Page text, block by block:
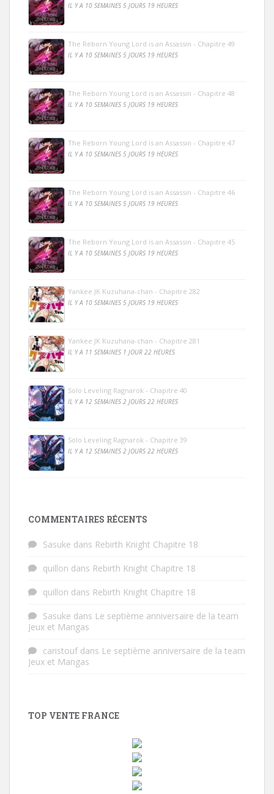
IL Y A 10 SEMAINES 5 JOURS 19 HEURES
The Reborn Young Lord is an Assassin - Chapitre 49
IL Y A 10 SEMAINES 5 JOURS 19 HEURES
The Reborn Young Lord is an Assassin - Chapitre 48
IL Y A 10 SEMAINES 5 JOURS 19 HEURES
The Reborn Young Lord is an Assassin - Chapitre 47
IL Y A 10 SEMAINES 5 JOURS 19 HEURES
The Reborn Young Lord is an Assassin - Chapitre 46
IL Y A 10 SEMAINES 5 JOURS 19 HEURES
The Reborn Young Lord is an Assassin - Chapitre 45
IL Y A 10 SEMAINES 5 JOURS 19 HEURES
Yankee JK Kuzuhana-chan - Chapitre 282
IL Y A 10 SEMAINES 5 JOURS 19 HEURES
Yankee JK Kuzuhana-chan - Chapitre 281
IL Y A 11 SEMAINES 1 JOUR 22 HEURES
Solo Leveling Ragnarok - Chapitre 40
IL Y A 12 SEMAINES 2 JOURS 22 HEURES
Solo Leveling Ragnarok - Chapitre 39
IL Y A 12 SEMAINES 2 JOURS 22 HEURES
COMMENTAIRES RÉCENTS
Sasuke dans Rebirth Knight Chapitre 18
quillon dans Rebirth Knight Chapitre 18
quillon dans Rebirth Knight Chapitre 18
Sasuke dans Le septième anniversaire de la team
Jeux et Mangas
caristoufdans Le septième anniversaire de la team
Jeux et Mangas
TOP VENTE FRANCE